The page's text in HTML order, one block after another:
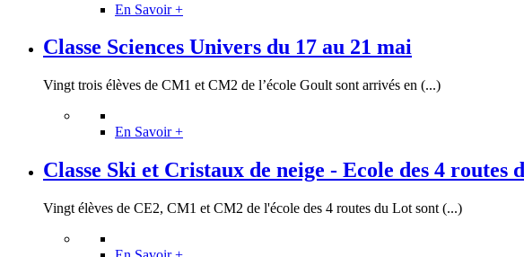
En Savoir +
Classe Sciences Univers du 17 au 21 mai
Vingt trois élèves de CM1 et CM2 de l’école Goult sont arrivés en (...)
En Savoir +
Classe Ski et Cristaux de neige - Ecole des 4 routes
Vingt élèves de CE2, CM1 et CM2 de l'école des 4 routes du Lot sont (...)